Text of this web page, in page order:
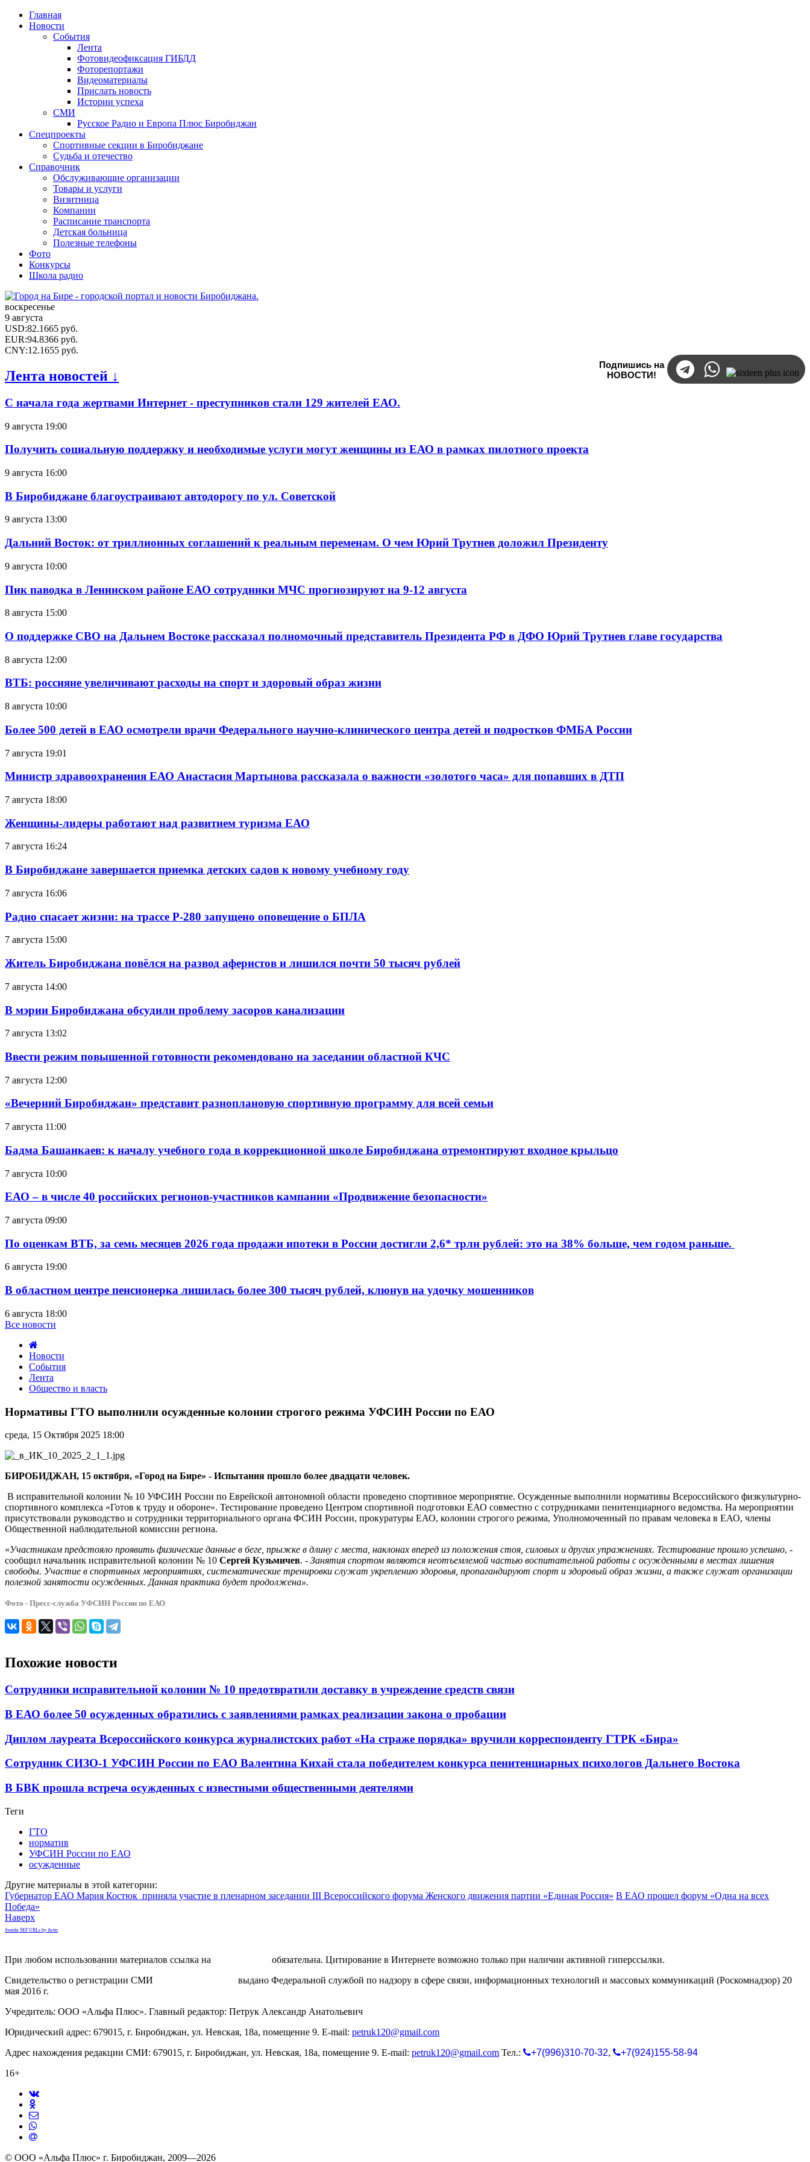
Главная
Новости
События
Лента
Фотовидеофиксация ГИБДД
Фоторепортажи
Видеоматериалы
Прислать новость
Истории успеха
СМИ
Русское Радио и Европа Плюс Биробиджан
Спецпроекты
Спортивные секции в Биробиджане
Судьба и отечество
Справочник
Обслуживающие организации
Товары и услуги
Визитница
Компании
Расписание транспорта
Детская больница
Полезные телефоны
Фото
Конкурсы
Школа радио
воскресенье
9 августа
USD:82.1665 руб.
EUR:94.8366 руб.
CNY:12.1655 руб.
Подпишись на
НОВОСТИ!
Лента новостей ↓
С начала года жертвами Интернет - преступников стали 129 жителей ЕАО.
9 августа 19:00
Получить социальную поддержку и необходимые услуги могут женщины из ЕАО в рамках пилотного проекта
9 августа 16:00
В Биробиджане благоустраивают автодорогу по ул. Советской
9 августа 13:00
Дальний Восток: от триллионных соглашений к реальным переменам. О чем Юрий Трутнев доложил Президенту
9 августа 10:00
Пик паводка в Ленинском районе ЕАО сотрудники МЧС прогнозируют на 9-12 августа
8 августа 15:00
О поддержке СВО на Дальнем Востоке рассказал полномочный представитель Президента РФ в ДФО Юрий Трутнев главе государства
8 августа 12:00
ВТБ: россияне увеличивают расходы на спорт и здоровый образ жизни
8 августа 10:00
Более 500 детей в ЕАО осмотрели врачи Федерального научно-клинического центра детей и подростков ФМБА России
7 августа 19:01
Министр здравоохранения ЕАО Анастасия Мартынова рассказала о важности «золотого часа» для попавших в ДТП
7 августа 18:00
Женщины-лидеры работают над развитием туризма ЕАО
7 августа 16:24
В Биробиджане завершается приемка детских садов к новому учебному году
7 августа 16:06
Радио спасает жизни: на трассе Р-280 запущено оповещение о БПЛА
7 августа 15:00
Житель Биробиджана повёлся на развод аферистов и лишился почти 50 тысяч рублей
7 августа 14:00
В мэрии Биробиджана обсудили проблему засоров канализации
7 августа 13:02
Ввести режим повышенной готовности рекомендовано на заседании областной КЧС
7 августа 12:00
«Вечерний Биробиджан» представит разноплановую спортивную программу для всей семьи
7 августа 11:00
Бадма Башанкаев: к началу учебного года в коррекционной школе Биробиджана отремонтируют входное крыльцо
7 августа 10:00
ЕАО – в числе 40 российских регионов-участников кампании «Продвижение безопасности»
7 августа 09:00
По оценкам ВТБ, за семь месяцев 2026 года продажи ипотеки в России достигли 2,6* трлн рублей: это на 38% больше, чем годом раньше.
6 августа 19:00
В областном центре пенсионерка лишилась более 300 тысяч рублей, клюнув на удочку мошенников
6 августа 18:00
Все новости
Новости
События
Лента
Общество и власть
ГТО
осужденные
колонии
строгого
УФСИН
по
ЕАО
Нормативы ГТО выполнили осужденные колонии строгого режима УФСИН России по ЕАО
среда, 15 Октября 2025 18:00
БИРОБИДЖАН, 15 октября, «Город на Бире» - Испытания прошло более двадцати человек.
В исправительной колонии № 10 УФСИН России по Еврейской автономной области проведено спортивное мероприятие. Осужденные выполнили нормативы Всероссийского физкультурно-
спортивного комплекса «Готов к труду и обороне». Тестирование проведено Центром спортивной подготовки ЕАО совместно с сотрудниками пенитенциарного ведомства. На мероприятии
присутствовали руководство и сотрудники территориального органа ФСИН России, прокуратуры ЕАО, колонии строгого режима, Уполномоченный по правам человека в ЕАО, члены
Общественной наблюдательной комиссии региона.
«Участникам предстояло проявить физические данные в беге, прыжке в длину с места, наклонах вперед из положения стоя, силовых и других упражнениях. Тестирование прошло успешно, -
сообщил начальник исправительной колонии № 10 Сергей Кузьмичев. - Занятия спортом являются неотъемлемой частью воспитательной работы с осужденными в местах лишения
свободы. Участие в спортивных мероприятиях, систематические тренировки служат укреплению здоровья, пропагандируют спорт и здоровый образ жизни, а также служат организации
полезной занятости осужденных. Данная практика будет продолжена».
Фото - Пресс-служба УФСИН России по ЕАО
Похожие новости
Сотрудники исправительной колонии № 10 предотвратили доставку в учреждение средств связи
В ЕАО более 50 осужденных обратились с заявлениями рамках реализации закона о пробации
Диплом лауреата Всероссийского конкурса журналистских работ «На страже порядка» вручили корреспонденту ГТРК «Бира»
Сотрудник СИЗО-1 УФСИН России по ЕАО Валентина Кихай стала победителем конкурса пенитенциарных психологов Дальнего Востока
В БВК прошла встреча осужденных с известными общественными деятелями
Теги
ГТО
норматив
УФСИН России по ЕАО
осужденные
Другие материалы в этой категории:
Губернатор ЕАО Мария Костюк приняла участие в пленарном заседании III Всероссийского форума Женского движения партии «Единая Россия» В ЕАО прошел форум «Одна на всех
Победа»
Наверх
Joomla SEF URLs by Artio
При любом использовании материалов ссылка на
обязательна. Цитирование в Интернете возможно только при наличии активной гиперссылки.
Свидетельство о регистрации СМИ
выдано Федеральной службой по надзору в сфере связи, информационных технологий и массовых коммуникаций (Роскомнадзор) 20
мая 2016 г.
Учредитель: ООО «Альфа Плюс». Главный редактор: Петрук Александр Анатольевич
Юридический адрес: 679015, г. Биробиджан, ул. Невская, 18а, помещение 9. E-mail: petruk120@gmail.com
Адрес нахождения редакции СМИ: 679015, г. Биробиджан, ул. Невская, 18а, помещение 9. E-mail: petruk120@gmail.com Тел.: +7(996)310-70-32,
+7(924)155-58-94
16+
© ООО «Альфа Плюс» г. Биробиджан, 2009—2026